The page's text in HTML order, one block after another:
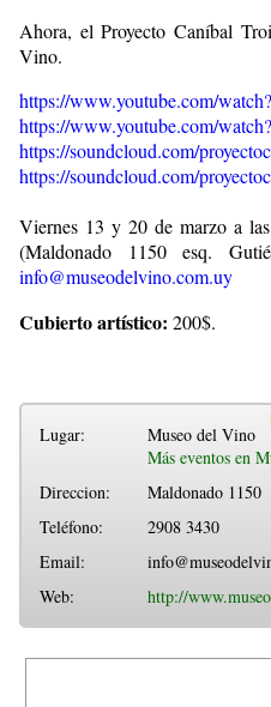
Ahora, el Proyecto Caníbal
Vino.
https://www.youtube.com/
https://www.youtube.com/
https://soundcloud.com/
https://soundcloud.com/
Viernes 13 y 20 de marzo a
(Maldonado 1150 esq.
info@museodelvino.com.uy
Cubierto artístico: 200$.
Lugar:
Museo del Vino
Más eventos en
Direccion:
Maldonado 1150
Teléfono:
2908 3430
Email:
Web:
http://